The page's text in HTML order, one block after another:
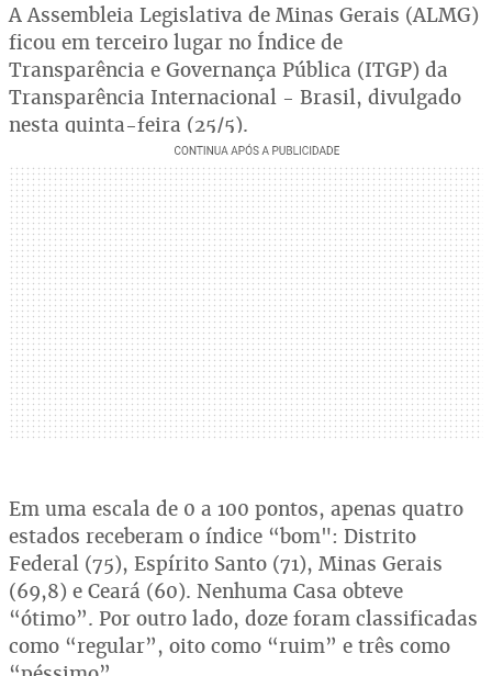
A Assembleia Legislativa de Minas Gerais (ALMG)
ficou em terceiro lugar no Índice de
Transparência e Governança Pública (ITGP) da
Transparência Internacional - Brasil, divulgado
nesta quinta-feira (25/5).
Em uma escala de 0 a 100 pontos, apenas quatro
estados receberam o índice “bom": Distrito
Federal (75), Espírito Santo (71), Minas Gerais
(69,8) e Ceará (60). Nenhuma Casa obteve
“ótimo”. Por outro lado, doze foram classificadas
como “regular”, oito como “ruim” e três como